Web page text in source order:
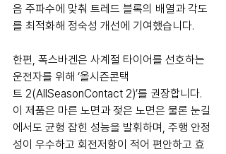
음 주파수에 맞춰 트레드 블록의 배열과 각도
를 최적화해 정숙성 개선에 기여했습니다.
한편, 폭스바겐은 사계절 타이어를 선호하는
운전자를 위해 ‘올시즌콘택
트 2(AllSeasonContact 2)’를 권장합니다.
이 제품은 마른 노면과 젖은 노면은 물론 눈길
에서도 균형 잡힌 성능을 발휘하며, 주행 안정
성이 우수하고 회전저항이 적어 편안하고 효